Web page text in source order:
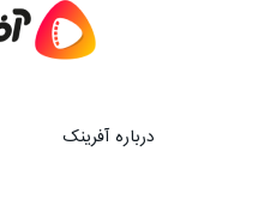
درباره آفرینک